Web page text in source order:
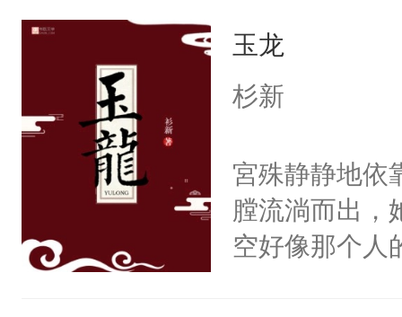
玉龙
杉新
宮殊静静地依
膛流淌而出，
空好像那个人